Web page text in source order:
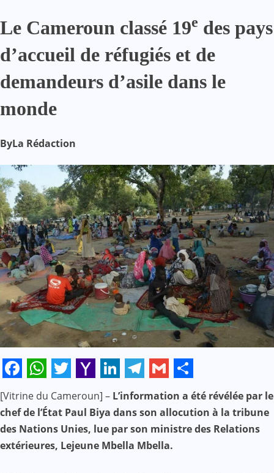
Le Cameroun classé 19e des pays
d’accueil de réfugiés et de
demandeurs d’asile dans le
monde
ByLa Rédaction
Facebook
WhatsApp
Twitter
Yahoo
Mail
LinkedIn
Telegram
Gmail
Share
[Vitrine du Cameroun] – L’information a été révélée par le
chef de l’État Paul Biya dans son allocution à la tribune
des Nations Unies, lue par son ministre des Relations
extérieures, Lejeune Mbella Mbella.